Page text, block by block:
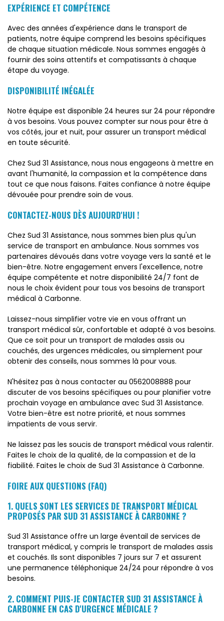
EXPÉRIENCE ET COMPÉTENCE
Avec des années d'expérience dans le transport de
patients, notre équipe comprend les besoins spécifiques
de chaque situation médicale. Nous sommes engagés à
fournir des soins attentifs et compatissants à chaque
étape du voyage.
DISPONIBILITÉ INÉGALÉE
Notre équipe est disponible 24 heures sur 24 pour répondre
à vos besoins. Vous pouvez compter sur nous pour être à
vos côtés, jour et nuit, pour assurer un transport médical
en toute sécurité.
Chez Sud 31 Assistance, nous nous engageons à mettre en
avant l'humanité, la compassion et la compétence dans
tout ce que nous faisons. Faites confiance à notre équipe
dévouée pour prendre soin de vous.
CONTACTEZ-NOUS DÈS AUJOURD'HUI !
Chez Sud 31 Assistance, nous sommes bien plus qu'un
service de transport en ambulance. Nous sommes vos
partenaires dévoués dans votre voyage vers la santé et le
bien-être. Notre engagement envers l'excellence, notre
équipe compétente et notre disponibilité 24/7 font de
nous le choix évident pour tous vos besoins de transport
médical à Carbonne.
Laissez-nous simplifier votre vie en vous offrant un
transport médical sûr, confortable et adapté à vos besoins.
Que ce soit pour un transport de malades assis ou
couchés, des urgences médicales, ou simplement pour
obtenir des conseils, nous sommes là pour vous.
N'hésitez pas à nous contacter au 0562008888 pour
discuter de vos besoins spécifiques ou pour planifier votre
prochain voyage en ambulance avec Sud 31 Assistance.
Votre bien-être est notre priorité, et nous sommes
impatients de vous servir.
Ne laissez pas les soucis de transport médical vous ralentir.
Faites le choix de la qualité, de la compassion et de la
fiabilité. Faites le choix de Sud 31 Assistance à Carbonne.
FOIRE AUX QUESTIONS (FAQ)
1. QUELS SONT LES SERVICES DE TRANSPORT MÉDICAL
PROPOSÉS PAR SUD 31 ASSISTANCE À CARBONNE ?
Sud 31 Assistance offre un large éventail de services de
transport médical, y compris le transport de malades assis
et couchés. Ils sont disponibles 7 jours sur 7 et assurent
une permanence téléphonique 24/24 pour répondre à vos
besoins.
2. COMMENT PUIS-JE CONTACTER SUD 31 ASSISTANCE À
CARBONNE EN CAS D'URGENCE MÉDICALE ?